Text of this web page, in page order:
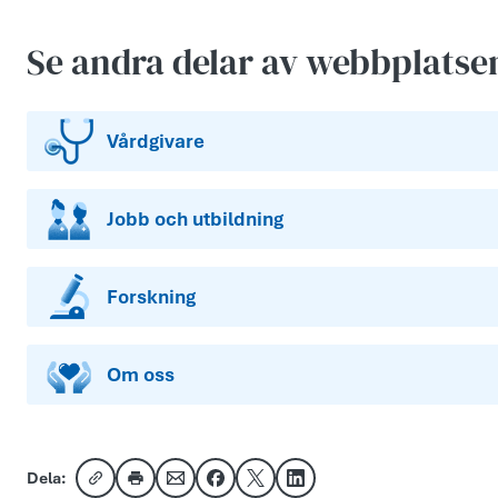
Se andra delar av
Vårdgivare
Jobb och utbildning
Forskning
Om oss
Dela:
Kopiera länk
Skriv utDela via e-post
Dela på Facebook
Dela på XDela på LinkedIn